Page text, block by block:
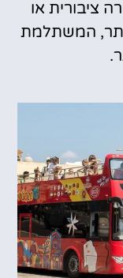
ציבורית או
המשתלמת